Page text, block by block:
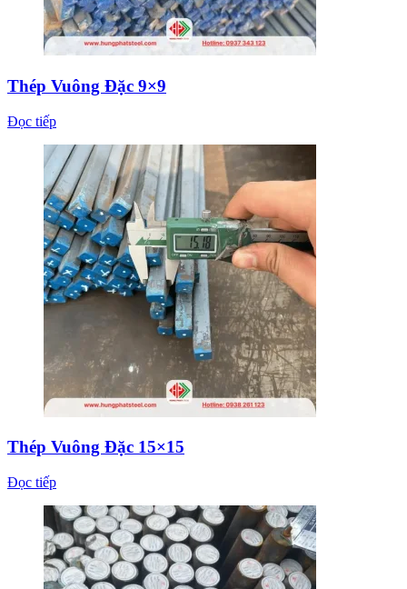
Thép Vuông Đặc 9×9
Đọc tiếp
Thép Vuông Đặc 15×15
Đọc tiếp